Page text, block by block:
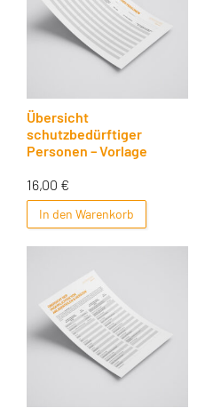
Übersicht
schutzbedürftiger
Personen – Vorlage
16,00 €
In den Warenkorb